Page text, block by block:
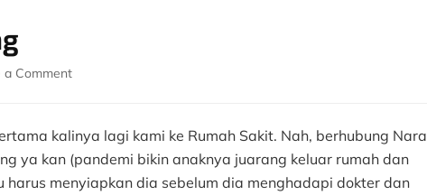
a Commenton
of
Briefing
kalinya lagi kami ke Rumah Sakit. Nah, berhubung Nara
ya kan (pandemi bikin anaknya juarang keluar rumah dan
harus menyiapkan dia sebelum dia menghadapi dokter dan